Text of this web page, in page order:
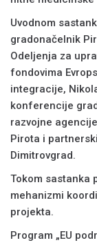
Uvodnom
gradonačelnik
Odeljenja za
fondovima
integracije,
konferencije
razvojne
Pirota i
Dimitrovgrad.
Tokom sastanka
mehanizmi
projekta.
Program „EU